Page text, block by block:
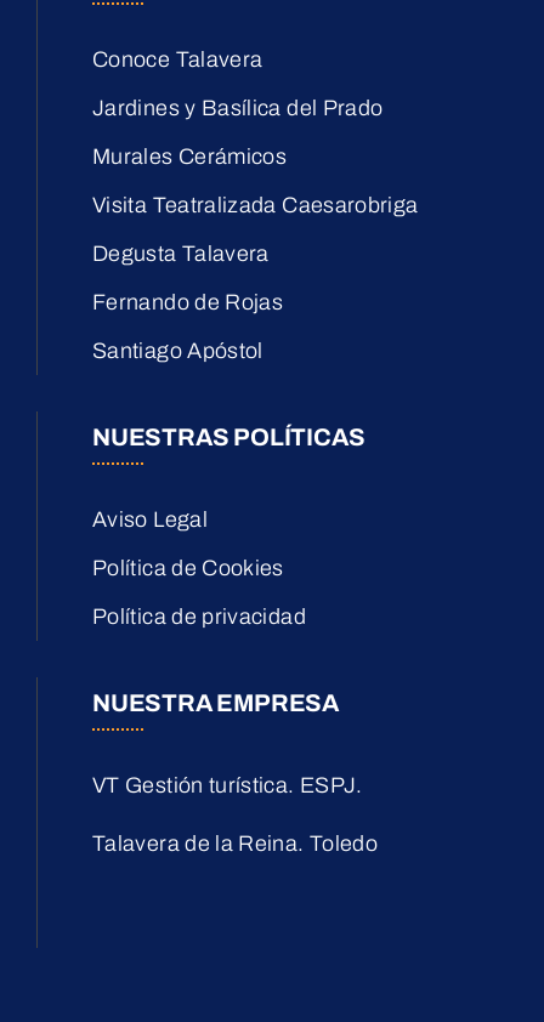
Conoce Talavera
Jardines y Basílica del Prado
Murales Cerámicos
Visita Teatralizada Caesarobriga
Degusta Talavera
Fernando de Rojas
Santiago Apóstol
NUESTRAS POLÍTICAS
Aviso Legal
Política de Cookies
Política de privacidad
NUESTRA EMPRESA
VT Gestión turística. ESPJ.
Talavera de la Reina. Toledo